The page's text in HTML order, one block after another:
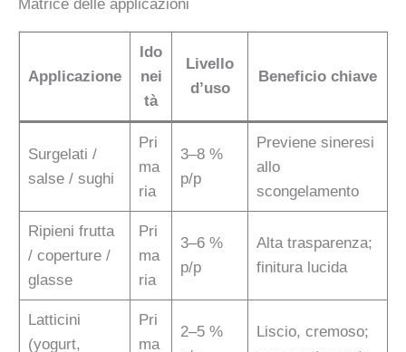
Matrice delle applicazioni
Applicazione
Ido
nei
tà
Livello
d’uso
Beneficio chiave
Surgelati /
salse / sughi
Pri
ma
ria
3–8 %
p/p
Previene sineresi
allo
scongelamento
Ripieni frutta
/ coperture /
glasse
Pri
ma
ria
3–6 %
p/p
Alta trasparenza;
finitura lucida
Latticini
(yogurt,
Pri
ma
2–5 %
Liscio, cremoso;